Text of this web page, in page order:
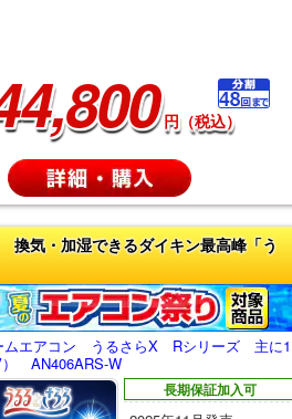
円（税込）
換気・加湿できるダイキン最高峰「う
エアコン うるさらX Rシリーズ 主に1
） AN406ARS-W
長期保証加入可